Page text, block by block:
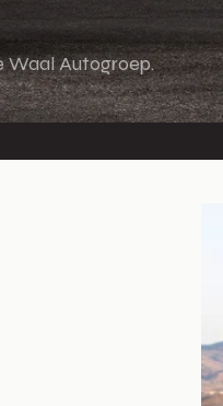
Waal Autogroep.